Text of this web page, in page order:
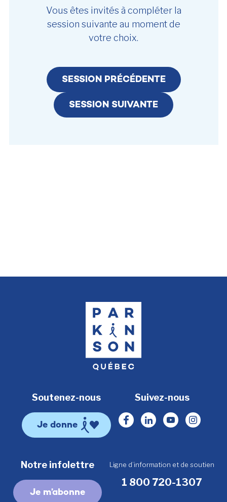
Vous êtes invités à compléter la
session suivante au moment de
votre choix.
SESSION PRÉCÉDENTE
SESSION SUIVANTE
Soutenez-nous
Je donne
Suivez-nous
Facebook
LinkedinYoutube
Notre infolettre
Je m’abonne
Ligne d’information et de soutien
1 800 720-1307